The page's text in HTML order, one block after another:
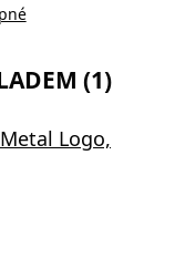
(1)
Logo,